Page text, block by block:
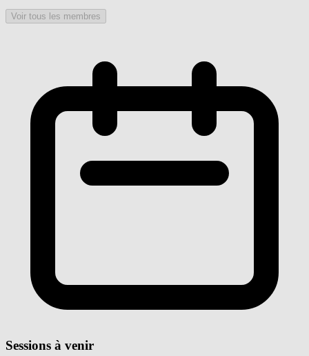
Voir tous les membres
Sessions à venir